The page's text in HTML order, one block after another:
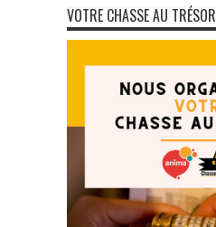
VOTRE CHASSE AU TRÉSOR